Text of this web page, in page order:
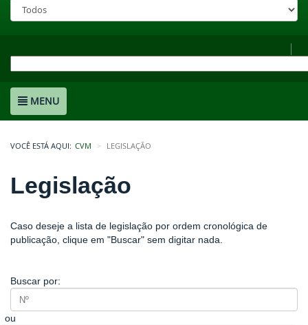
MENU
VOCÊ ESTÁ AQUI: CVM LEGISLAÇÃO
Legislação
Caso deseje a lista de legislação por ordem cronológica de
publicação, clique em "Buscar" sem digitar nada.
Buscar por:
ou